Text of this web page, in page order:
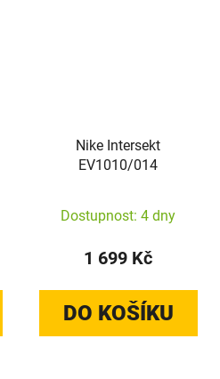
Nike Intersekt
EV1010/014
Dostupnost: 4 dny
1 699 Kč
DO KOŠÍKU